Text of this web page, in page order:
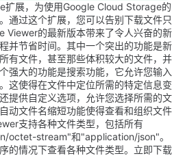
扩展，为使用Google Cloud Storage的
通过这个扩展，您可以告别下载文件只
Viewer的最新版本带来了令人兴奋的新
并节省时间。其中一个突出的功能是新
有文件，甚至那些体积较大的文件，并
强大的功能是搜索功能，它允许您输入
这使得在文件中定位所需的特定信息变
提供自定义选项，允许您选择所需的文
动文件名缩短功能使得查看和组织文件
支持各种文件类型，包括所有
octet-stream"和"application/json"。
的情况下查看各种文件类型。立即下载